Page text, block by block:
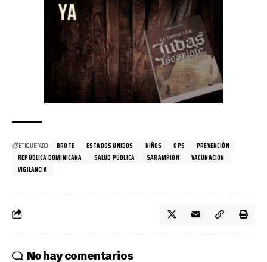
ETIQUETADO: BROTE ESTADOS UNIDOS NIÑOS OPS
PREVENCIÓN
REPÚBLICA DOMINICANA
SALUD PUBLICA SARAMPIÓN
VACUNACIÓN
VIGILANCIA
No hay comentarios